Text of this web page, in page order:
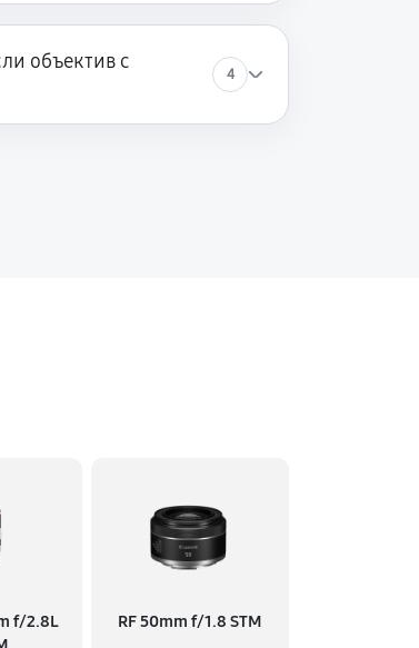
объектив с
4
f/2.8L
RF 50mm f/1.8 STM